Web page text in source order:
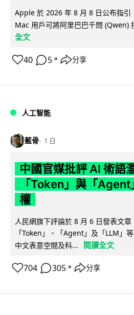
Apple 於 2026 年 8 月 8 日公布指引
Mac 用戶可將阿里巴巴千問 (Qwen)
全文
40 5 ↗ 分享
人工智能
藍骨 1 日
中國官媒批評 AI 術
「Token」與「
權
人民網旗下評論於 8 月 6 日發表文
「Token」、「Agent」及「LLM」
中文表意空間及科...
閱讀全文
704 305 ↗ 分享